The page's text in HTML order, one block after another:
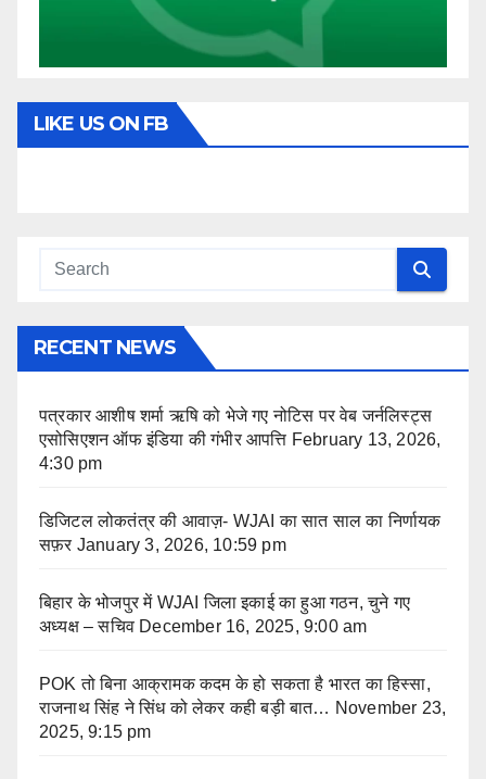
LIKE US ON FB
RECENT NEWS
पत्रकार आशीष शर्मा ऋषि को भेजे गए नोटिस पर वेब जर्नलिस्ट्स
एसोसिएशन ऑफ इंडिया की गंभीर आपत्ति February 13, 2026,
4:30 pm
डिजिटल लोकतंत्र की आवाज़- WJAI का सात साल का निर्णायक
सफ़र January 3, 2026, 10:59 pm
बिहार के भोजपुर में WJAI जिला इकाई का हुआ गठन, चुने गए
अध्यक्ष – सचिव December 16, 2025, 9:00 am
POK तो बिना आक्रामक कदम के हो सकता है भारत का हिस्सा,
राजनाथ सिंह ने सिंध को लेकर कही बड़ी बात… November 23,
2025, 9:15 pm